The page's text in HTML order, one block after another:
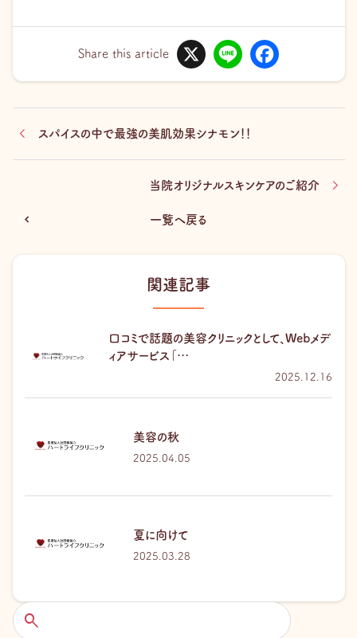
Share this article
X L
ne
o
スパイスの中で最強の美肌効果シナモン！！
一覧へ戻る
当院オリジナルスキンケアのご紹介
関連記事
口コミで話題の美容クリニックとして、Webメデ
ィアサービス「…
2025.12.16
美容の秋
2025.04.05
夏に向けて
2025.03.28
検
索